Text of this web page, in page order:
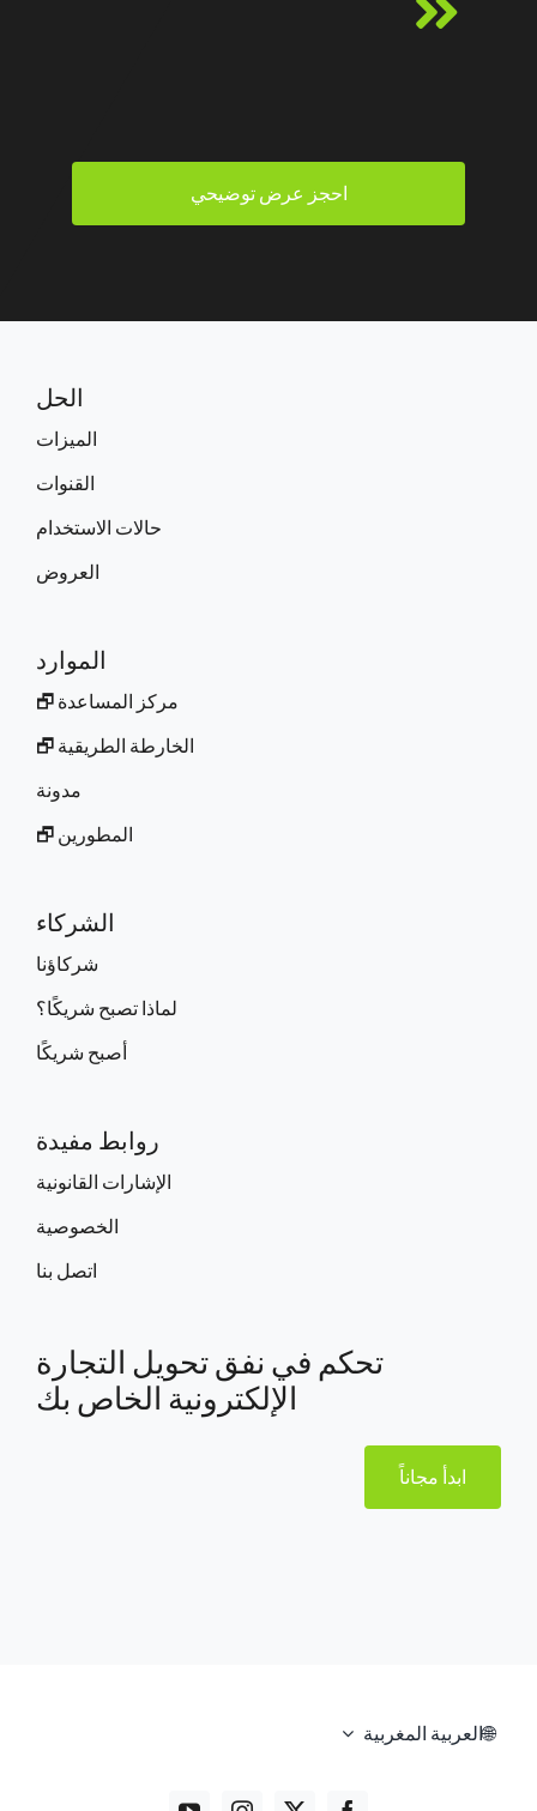
احجز عرض توضيحي
الحل
الميزات
القنوات
حالات الاستخدام
العروض
الموارد
مركز المساعدة 🗗
الخارطة الطريقية 🗗
مدونة
المطورين 🗗
الشركاء
شركاؤنا
لماذا تصبح شريكًا؟
أصبح شريكًا
روابط مفيدة
الإشارات القانونية
الخصوصية
اتصل بنا
تحكم في نفق تحويل التجارة
الإلكترونية الخاص بك
ابدأ مجاناً
العربية المغربية